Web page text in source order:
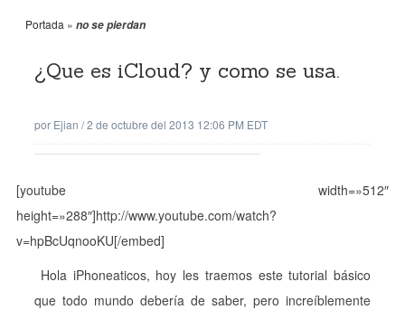
Portada » no se pierdan
¿Que es iCloud? y como se usa.
por Ejian /2 de octubre del 2013 12:06 PM EDT
[youtube width=»512″
height=»288″]http://www.youtube.com/watch?
v=hpBcUqnooKU[/embed]
Hola iPhoneaticos, hoy les traemos este tutorial básico
que todo mundo debería de saber, pero increíblemente